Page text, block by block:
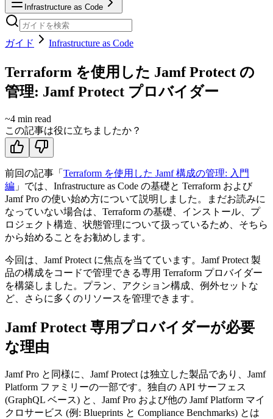
Infrastructure as Code
ガイド Infrastructure as Code
Terraform を使用した Jamf Protect の
管理: Jamf Protect プロバイダー
~4 min read
この記事は役に立ちましたか？
前回の記事「 Terraform を使用した Jamf 構成の管理: 入門
編 」では、Infrastructure as Code の基礎と Terraform および
Jamf Pro の使い始め方について説明しました。まだお読みに
なっていない場合は、Terraform の基礎、インストール、プ
ロジェクト構造、状態管理について扱っているため、そちら
から始めることをお勧めします。
今回は、Jamf Protect に焦点を当てています。Jamf Protect 製
品の構成をコードで管理できる専用 Terraform プロバイダー
を構築しました。プラン、アクション構成、例外セットな
ど、さらに多くのリソースを管理できます。
Jamf Protect 専用プロバイダーが必要
な理由
Jamf Pro と同様に、Jamf Protect は独立した製品であり、Jamf
Platform ファミリーの一部です。独自の API サーフェス
(GraphQL ベース) と、Jamf Pro および他の Jamf Platform マイ
クロサービス (例: Blueprints と Compliance Benchmarks) とは